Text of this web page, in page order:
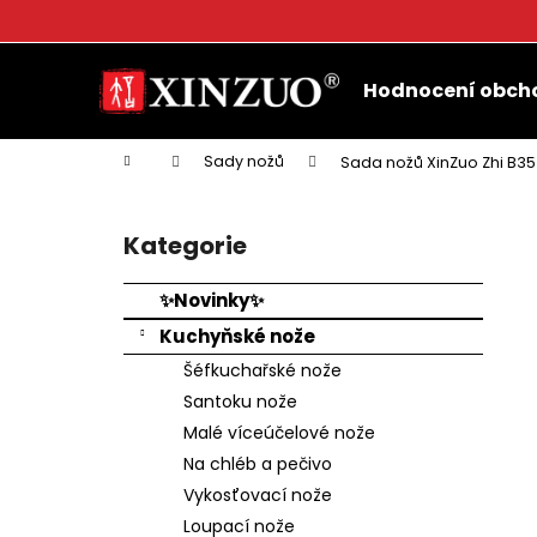
Hodnocení
Domů Sady nožů Sada nožů XinZuo Zhi
Přeskočit
kategorie
Kategorie
✨Novinky✨
Kuchyňské nože
Šéfkuchařské nože
Santoku nože
Malé víceúčelové nože
Na chléb a pečivo
Vykosťovací nože
Loupací nože
o
k